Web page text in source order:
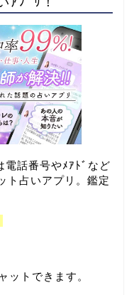
電話番号やﾒｱﾄﾞなど
ト占いアプリ。鑑定
ットできます。